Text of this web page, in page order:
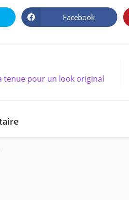
CE
Ouvrir
dans
Facebook
tenue pour un look original